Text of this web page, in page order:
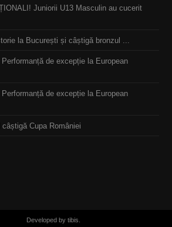
Juniorii U13 Masculin au cucerit
la București și câștigă bronzul ...
de excepție la European
de excepție la European
Cupa României
Developed by tibis.